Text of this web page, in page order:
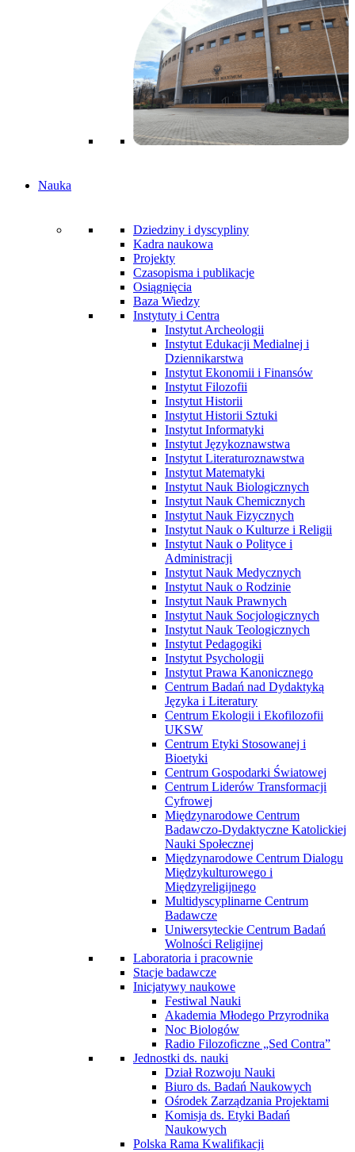
Nauka
Dziedziny i dyscypliny
Kadra naukowa
Projekty
Czasopisma i publikacje
Osiągnięcia
Baza Wiedzy
Instytuty i Centra
Instytut Archeologii
Instytut Edukacji Medialnej i
Dziennikarstwa
Instytut Ekonomii i Finansów
Instytut Filozofii
Instytut Historii
Instytut Historii Sztuki
Instytut Informatyki
Instytut Językoznawstwa
Instytut Literaturoznawstwa
Instytut Matematyki
Instytut Nauk Biologicznych
Instytut Nauk Chemicznych
Instytut Nauk Fizycznych
Instytut Nauk o Kulturze i Religii
Instytut Nauk o Polityce i
Administracji
Instytut Nauk Medycznych
Instytut Nauk o Rodzinie
Instytut Nauk Prawnych
Instytut Nauk Socjologicznych
Instytut Nauk Teologicznych
Instytut Pedagogiki
Instytut Psychologii
Instytut Prawa Kanonicznego
Centrum Badań nad Dydaktyką
Języka i Literatury
Centrum Ekologii i Ekofilozofii
UKSW
Centrum Etyki Stosowanej i
Bioetyki
Centrum Gospodarki Światowej
Centrum Liderów Transformacji
Cyfrowej
Międzynarodowe Centrum
Badawczo-Dydaktyczne Katolickiej
Nauki Społecznej
Międzynarodowe Centrum Dialogu
Międzykulturowego i
Międzyreligijnego
Multidyscyplinarne Centrum
Badawcze
Uniwersyteckie Centrum Badań
Wolności Religijnej
Laboratoria i pracownie
Stacje badawcze
Inicjatywy naukowe
Festiwal Nauki
Akademia Młodego Przyrodnika
Noc Biologów
Radio Filozoficzne „Sed Contra”
Jednostki ds. nauki
Dział Rozwoju Nauki
Biuro ds. Badań Naukowych
Ośrodek Zarządzania Projektami
Komisja ds. Etyki Badań
Naukowych
Polska Rama Kwalifikacji